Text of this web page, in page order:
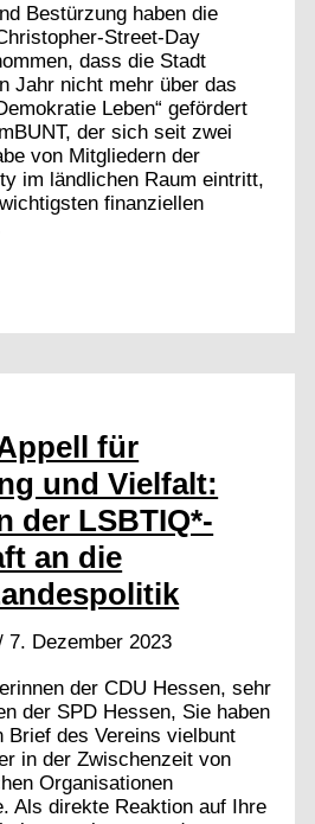
Bestürzung haben die
Street-Day
dass die Stadt
Jahr nicht mehr über das
Leben“ gefördert
der sich seit zwei
von Mitgliedern der
im ländlichen Raum eintritt,
finanziellen
für
und Vielfalt:
der LSBTIQ*-
an die
7. Dezember 2023
der CDU Hessen, sehr
der SPD Hessen, Sie haben
Brief des Vereins vielbunt
in der Zwischenzeit von
Organisationen
Als direkte Reaktion auf Ihre